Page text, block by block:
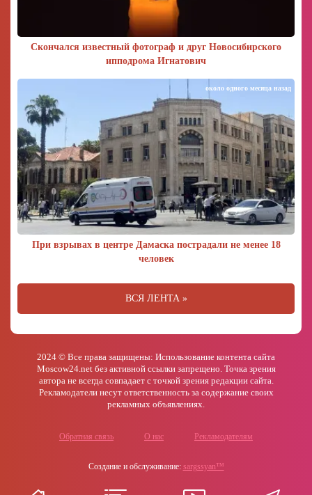
Скончался известный фотограф и друг Новосибирского
ипподрома Игнатович
При взрывах в центре Дамаска пострадали не менее 18
человек
около одного месяца назад
ВСЯ ЛЕНТА »
2024 © Все права защищены: Использование контента сайта
Moscow24.net без активной ссылки запрещено. Точка зрения
автора не всегда совпадает с точкой зрения редакции сайта.
Рекламодатели несут ответственность за содержание своих
рекламных объявлениях.
Обратная связь О нас Рекламодателям
Создание и обслуживание: sargssyan™